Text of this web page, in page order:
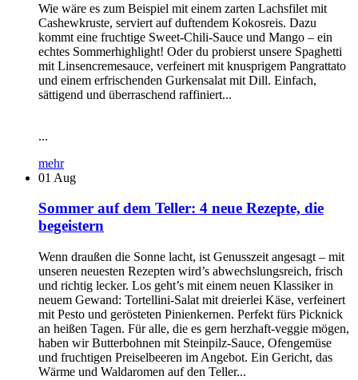
Wie wäre es zum Beispiel mit einem zarten Lachsfilet mit
Cashewkruste, serviert auf duftendem Kokosreis. Dazu
kommt eine fruchtige Sweet-Chili-Sauce und Mango – ein
echtes Sommerhighlight! Oder du probierst unsere Spaghetti
mit Linsencremesauce, verfeinert mit knusprigem Pangrattato
und einem erfrischenden Gurkensalat mit Dill. Einfach,
sättigend und überraschend raffiniert...
...
mehr
01 Aug
Sommer auf dem Teller: 4 neue Rezepte, die
begeistern
Wenn draußen die Sonne lacht, ist Genusszeit angesagt – mit
unseren neuesten Rezepten wird’s abwechslungsreich, frisch
und richtig lecker. Los geht’s mit einem neuen Klassiker in
neuem Gewand: Tortellini-Salat mit dreierlei Käse, verfeinert
mit Pesto und gerösteten Pinienkernen. Perfekt fürs Picknick
an heißen Tagen. Für alle, die es gern herzhaft-veggie mögen,
haben wir Butterbohnen mit Steinpilz-Sauce, Ofengemüse
und fruchtigen Preiselbeeren im Angebot. Ein Gericht, das
Wärme und Waldaromen auf den Teller...